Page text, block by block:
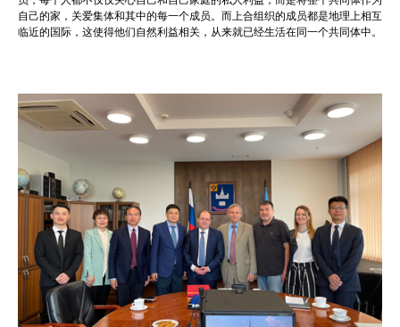
自己的家，关爱集体和其中的每一个成员。而上合组织的成员都是地理上相互
临近的国际，这使得他们自然利益相关，从来就已经生活在同一个共同体中。